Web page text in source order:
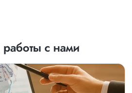
с нами